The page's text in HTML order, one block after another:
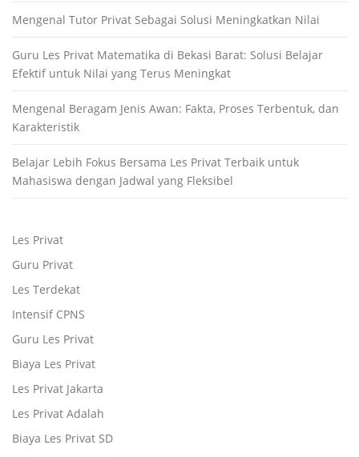
Mengenal Tutor Privat Sebagai Solusi Meningkatkan Nilai
Guru Les Privat Matematika di Bekasi Barat: Solusi Belajar
Efektif untuk Nilai yang Terus Meningkat
Mengenal Beragam Jenis Awan: Fakta, Proses Terbentuk, dan
Karakteristik
Belajar Lebih Fokus Bersama Les Privat Terbaik untuk
Mahasiswa dengan Jadwal yang Fleksibel
Les Privat
Guru Privat
Les Terdekat
Intensif CPNS
Guru Les Privat
Biaya Les Privat
Les Privat Jakarta
Les Privat Adalah
Biaya Les Privat SD